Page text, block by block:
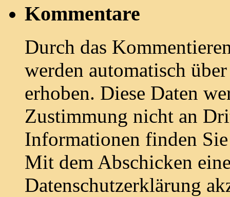
Kommentare
Durch das
werden automatisch
erhoben. Diese Daten
Zustimmung nicht an
Informationen finden
Mit dem Abschicken
Datenschutzerklärung